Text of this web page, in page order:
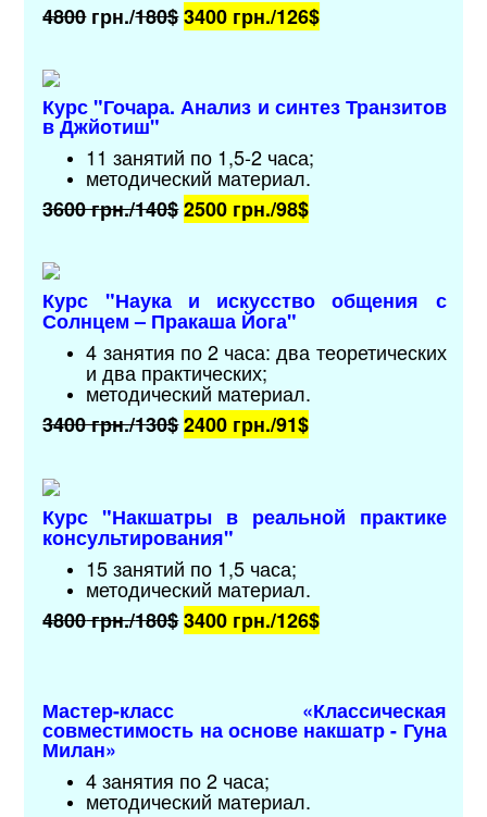
4800грн./180$3400 грн./126$
Курс "Гочара. Анализ и синтез Транзитов
в Джйотиш"
11 занятий по 1,5-2 часа;
методический материал.
3600 грн./140$2500 грн./98$
Курс "Наука и искусство общения с
Солнцем – Пракаша Йога"
4 занятия по 2 часа: два теоретических
и два практических;
методический материал.
3400 грн./130$2400 грн./91$
Курс "Накшатры в реальной практике
консультирования"
15 занятий по 1,5 часа;
методический материал.
4800грн./180$3400 грн./126$
Мастер-класс «Классическая
совместимость на основе накшатр - Гуна
Милан»
4 занятия по 2 часа;
методический материал.